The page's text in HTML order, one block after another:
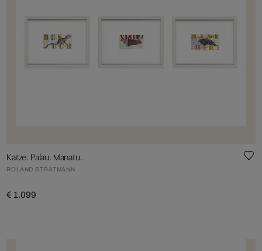
Katze. Palau. Manatu.
ROLAND STRATMANN
€ 1.099